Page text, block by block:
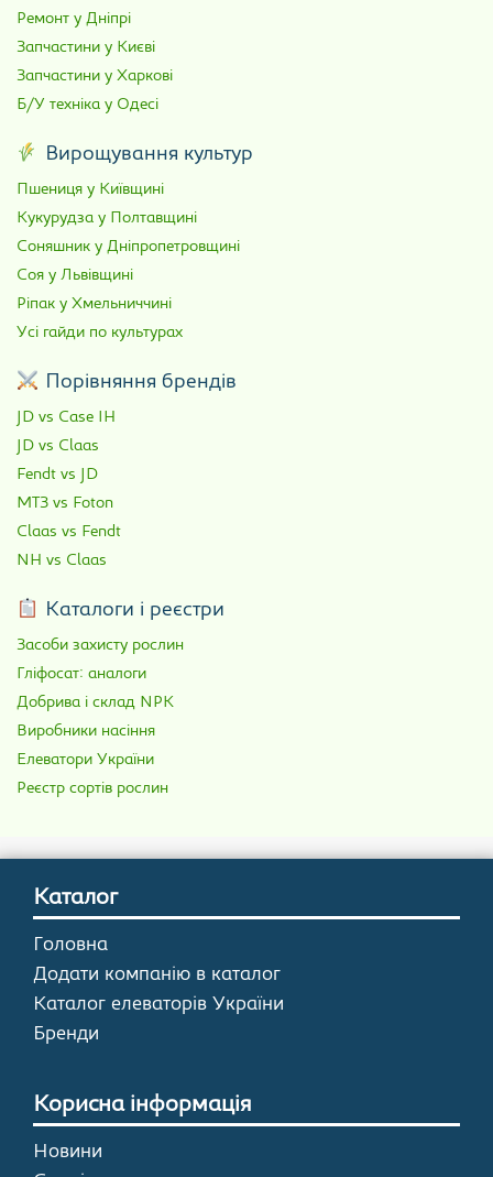
Ремонт у Дніпрі
Запчастини у Києві
Запчастини у Харкові
Б/У техніка у Одесі
Вирощування культур
Пшениця у Київщині
Кукурудза у Полтавщині
Соняшник у Дніпропетровщині
Соя у Львівщині
Ріпак у Хмельниччині
Усі гайди по культурах
Порівняння брендів
JD vs Case IH
JD vs Claas
Fendt vs JD
МТЗ vs Foton
Claas vs Fendt
NH vs Claas
Каталоги і реєстри
Засоби захисту рослин
Гліфосат: аналоги
Добрива і склад NPK
Виробники насіння
Елеватори України
Реєстр сортів рослин
Каталог
Головна
Додати компанію в каталог
Каталог елеваторів України
Бренди
Корисна інформація
Новини